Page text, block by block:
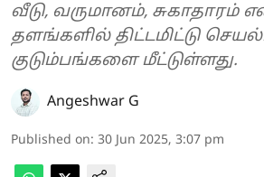
வீடு, வருமானம், சுகாதாரம்
தளங்களில் திட்டமிட்டு
குடும்பங்களை மீட்டுள்ளது.
Angeshwar G
Published on: 30 Jun 2025, 3:07 pm